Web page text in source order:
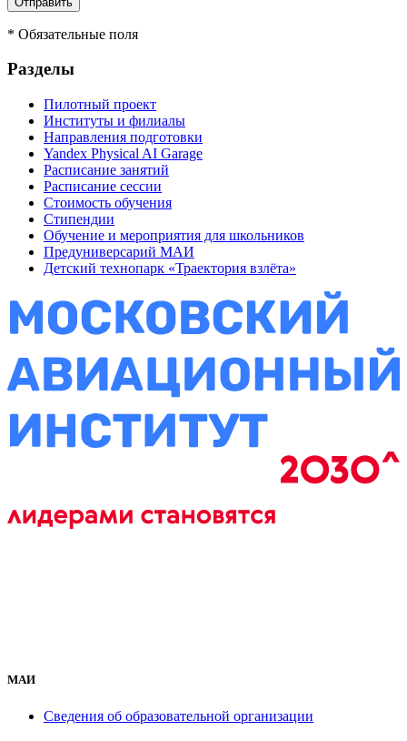
* Обязательные поля
Разделы
Пилотный проект
Институты и филиалы
Направления подготовки
Yandex Physical AI Garage
Расписание занятий
Расписание сессии
Стоимость обучения
Стипендии
Обучение и мероприятия для школьников
Предуниверсарий МАИ
Детский технопарк «Траектория взлёта»
МАИ
Сведения об образовательной организации